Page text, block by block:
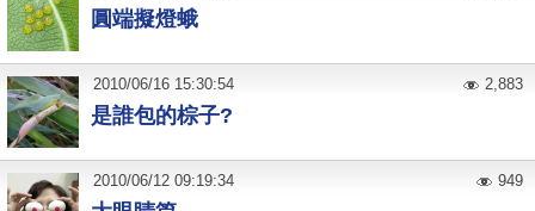
圓端擬燈蛾
是誰包的棕子?
2010/06/16 15:30:54 2,883
2010/06/12 09:19:34 949